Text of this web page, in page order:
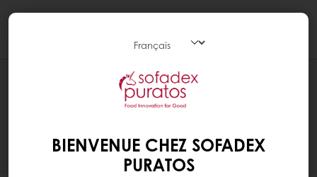
BIENVENUE CHEZ SOFADEX
PURATOS